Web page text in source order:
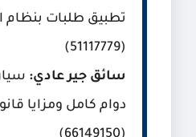
تطبيق طلبات بنظام
(51117779)
سائق جير عادي:
دوام كامل ومزايا